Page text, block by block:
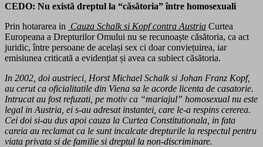
CEDO: Nu există dreptul la “căsătoria” între homosexuali
Prin hotararea in Cauza Schalk si Kopf contra Austria Curtea
Europeana a Drepturilor Omului nu se recunoaște căsătoria, ca act
juridic, între persoane de același sex ci doar conviețuirea, iar
emisiunea criticată a evidențiat și avea ca subiect căsătoria.
In 2002, doi austrieci, Horst Michael Schalk si Johan Franz Kopf,
au cerut ca oficialitatile din Viena sa le acorde licenta de casatorie.
Intrucat au fost refuzati, pe motiv ca “mariajul” homosexual nu este
legal in Austria, ei s-au adresat instantei, care le-a respins cererea.
Cei doi si-au dus apoi cauza la Curtea Constitutionala, in fata
careia au reclamat ca le sunt incalcate drepturile la respectul pentru
viata privata si de familie si dreptul la non-discriminare.